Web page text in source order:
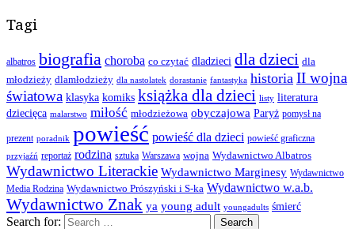
Tagi
albatros biografia choroba co czytać dladzieci dla dzieci dla
młodzieży dlamłodzieży dla nastolatek dorastanie fantastyka historia II wojna
światowa klasyka komiks książka dla dzieci listy literatura
dziecięca malarstwo miłość młodzieżowa obyczajowa Paryż pomysł na
prezent poradnik powieść powieść dla dzieci powieść graficzna
przyjaźń reportaż rodzina sztuka Warszawa wojna Wydawnictwo Albatros
Wydawnictwo Literackie Wydawnictwo Marginesy Wydawnictwo
Media Rodzina Wydawnictwo Prószyński i S-ka Wydawnictwo w.a.b.
Wydawnictwo Znak ya young adult youngadults śmierć
Search for: